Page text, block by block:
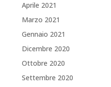
Aprile 2021
Marzo 2021
Gennaio 2021
Dicembre 2020
Ottobre 2020
Settembre 2020